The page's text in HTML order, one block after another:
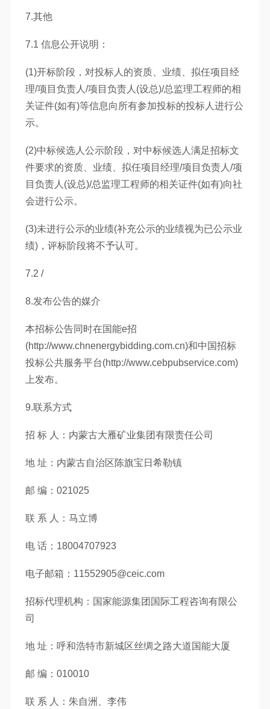
7.其他
7.1 信息公开说明：
(1)开标阶段，对投标人的资质、业绩、拟任项目经
理/项目负责人/项目负责人(设总)/总监理工程师的相
关证件(如有)等信息向所有参加投标的投标人进行公
示。
(2)中标候选人公示阶段，对中标候选人满足招标文
件要求的资质、业绩、拟任项目经理/项目负责人/项
目负责人(设总)/总监理工程师的相关证件(如有)向社
会进行公示。
(3)未进行公示的业绩(补充公示的业绩视为已公示业
绩)，评标阶段将不予认可。
7.2 /
8.发布公告的媒介
本招标公告同时在国能e招
(http://www.chnenergybidding.com.cn)和中国招标
投标公共服务平台(http://www.cebpubservice.com)
上发布。
9.联系方式
招 标 人：内蒙古大雁矿业集团有限责任公司
地 址：内蒙古自治区陈旗宝日希勒镇
邮 编：021025
联 系 人：马立博
电 话：18004707923
电子邮箱：11552905@ceic.com
招标代理机构：国家能源集团国际工程咨询有限公
司
地 址：呼和浩特市新城区丝绸之路大道国能大厦
邮 编：010010
联 系 人：朱自洲、李伟